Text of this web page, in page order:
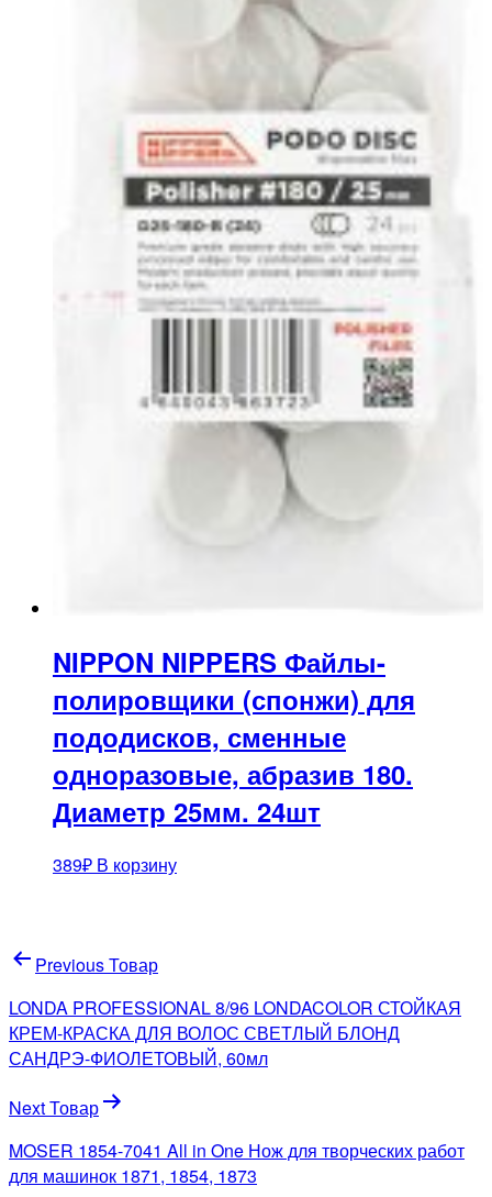
NIPPON NIPPERS Файлы-
полировщики (спонжи) для
пододисков, сменные
одноразовые, абразив 180.
Диаметр 25мм. 24шт
389₽ В корзину
Навигация
по
записям
Previous Товар
LONDA PROFESSIONAL 8/96 LONDACOLOR СТОЙКАЯ
КРЕМ-КРАСКА ДЛЯ ВОЛОС СВЕТЛЫЙ БЛОНД
САНДРЭ-ФИОЛЕТОВЫЙ, 60мл
Next Товар
MOSER 1854-7041 All in One Нож для творческих работ
для машинок 1871, 1854, 1873